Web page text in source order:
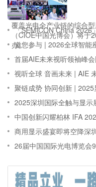
覆盖光电全产业链的综合
（CIOE中国光博会）将
办。
视听全球 音画未来 | AIE